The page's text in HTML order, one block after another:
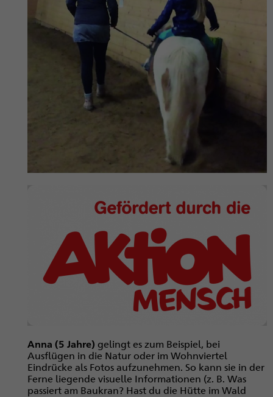
Anna (5 Jahre) gelingt es zum Beispiel, bei
Ausflügen in die Natur oder im Wohnviertel
Eindrücke als Fotos aufzunehmen. So kann sie in der
Ferne liegende visuelle Informationen (z. B. Was
passiert am Baukran? Hast du die Hütte im Wald